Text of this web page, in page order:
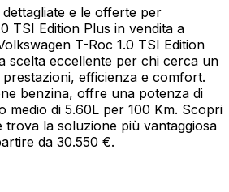
e le offerte per
TSI Edition Plus in vendita a
T-Roc 1.0 TSI Edition
scelta eccellente per chi cerca un
efficienza e comfort.
benzina, offre una potenza di
medio di 5.60L per 100 Km. Scopri
trova la soluzione più vantaggiosa
da 30.550 €.